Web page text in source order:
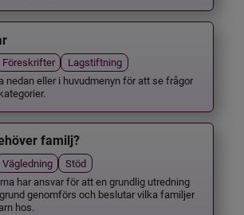
Föreskrifter
Lagstiftning
nedan eller i huvudmenyn för att se frågor
familj?
Vägledning
Stöd
har ansvar för att en grundlig utredning
genomförs och beslutar vilka familjer
hos.